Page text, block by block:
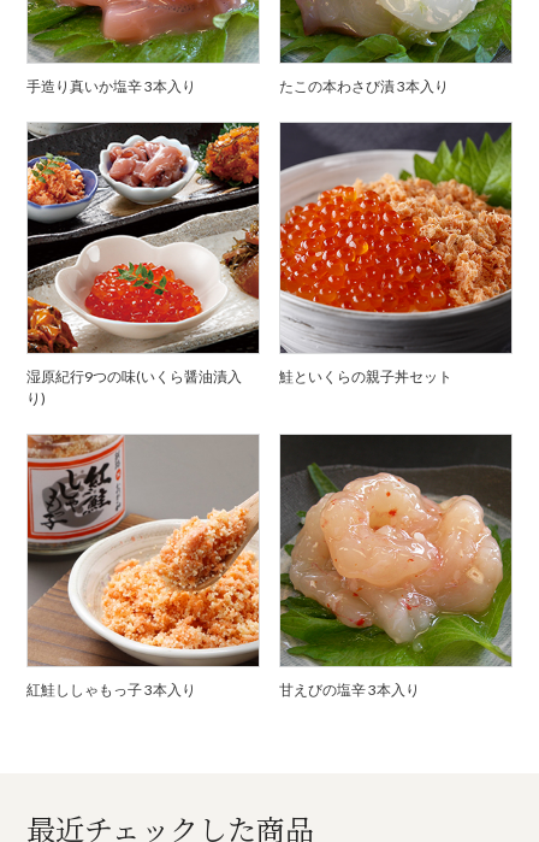
手造り真いか塩辛 3本入り たこの本わさび漬 3本入り
湿原紀行9つの味(いくら醤油漬入
り)
鮭といくらの親子丼セット
紅鮭ししゃもっ子 3本入り 甘えびの塩辛 3本入り
最近チェックした商品